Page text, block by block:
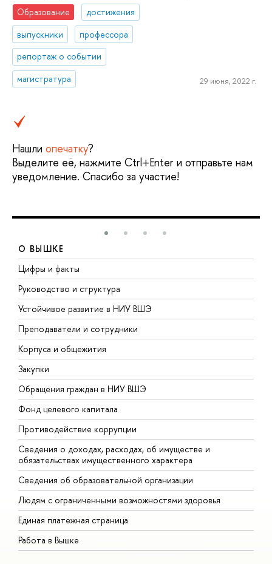
Образование
достижения
выпускники
профессора
репортаж о событии
магистратура
29 июня, 2022 г.
Нашли опечатку?
Выделите её, нажмите Ctrl+Enter и отправьте нам
уведомление. Спасибо за участие!
О ВЫШКЕ
Цифры и факты
Руководство и структура
Устойчивое развитие в НИУ ВШЭ
Преподаватели и сотрудники
Корпуса и общежития
Закупки
Обращения граждан в НИУ ВШЭ
Фонд целевого капитала
Противодействие коррупции
Сведения о доходах, расходах, об имуществе и
обязательствах имущественного характера
Сведения об образовательной организации
Людям с ограниченными возможностями здоровья
Единая платежная страница
Работа в Вышке